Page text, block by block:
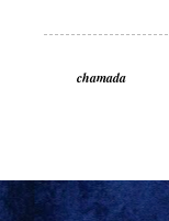
chamada